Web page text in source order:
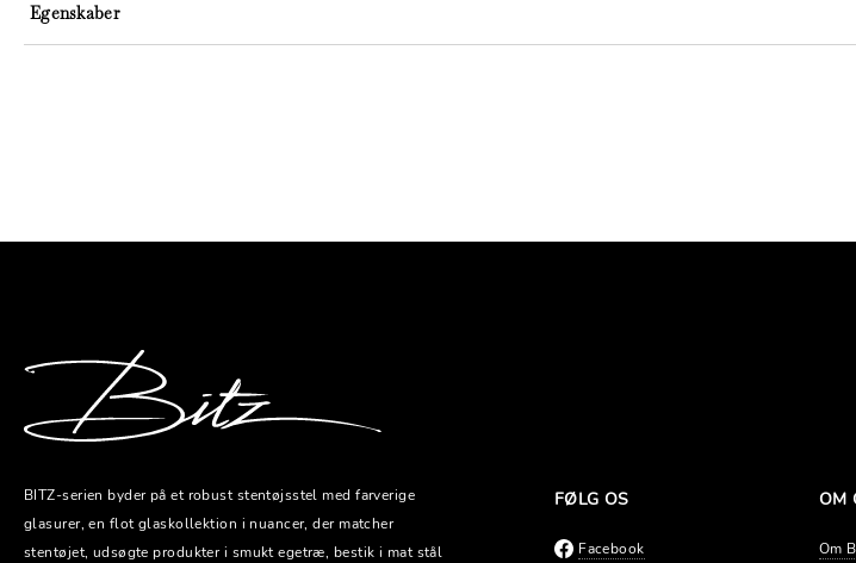
Egenskaber
BITZ-serien byder på et robust stentøjsstel med farverige
glasurer, en flot glaskollektion i nuancer, der matcher
stentøjet, udsøgte produkter i smukt egetræ, bestik i mat stål
FØLG OS
Facebook
OM
Om